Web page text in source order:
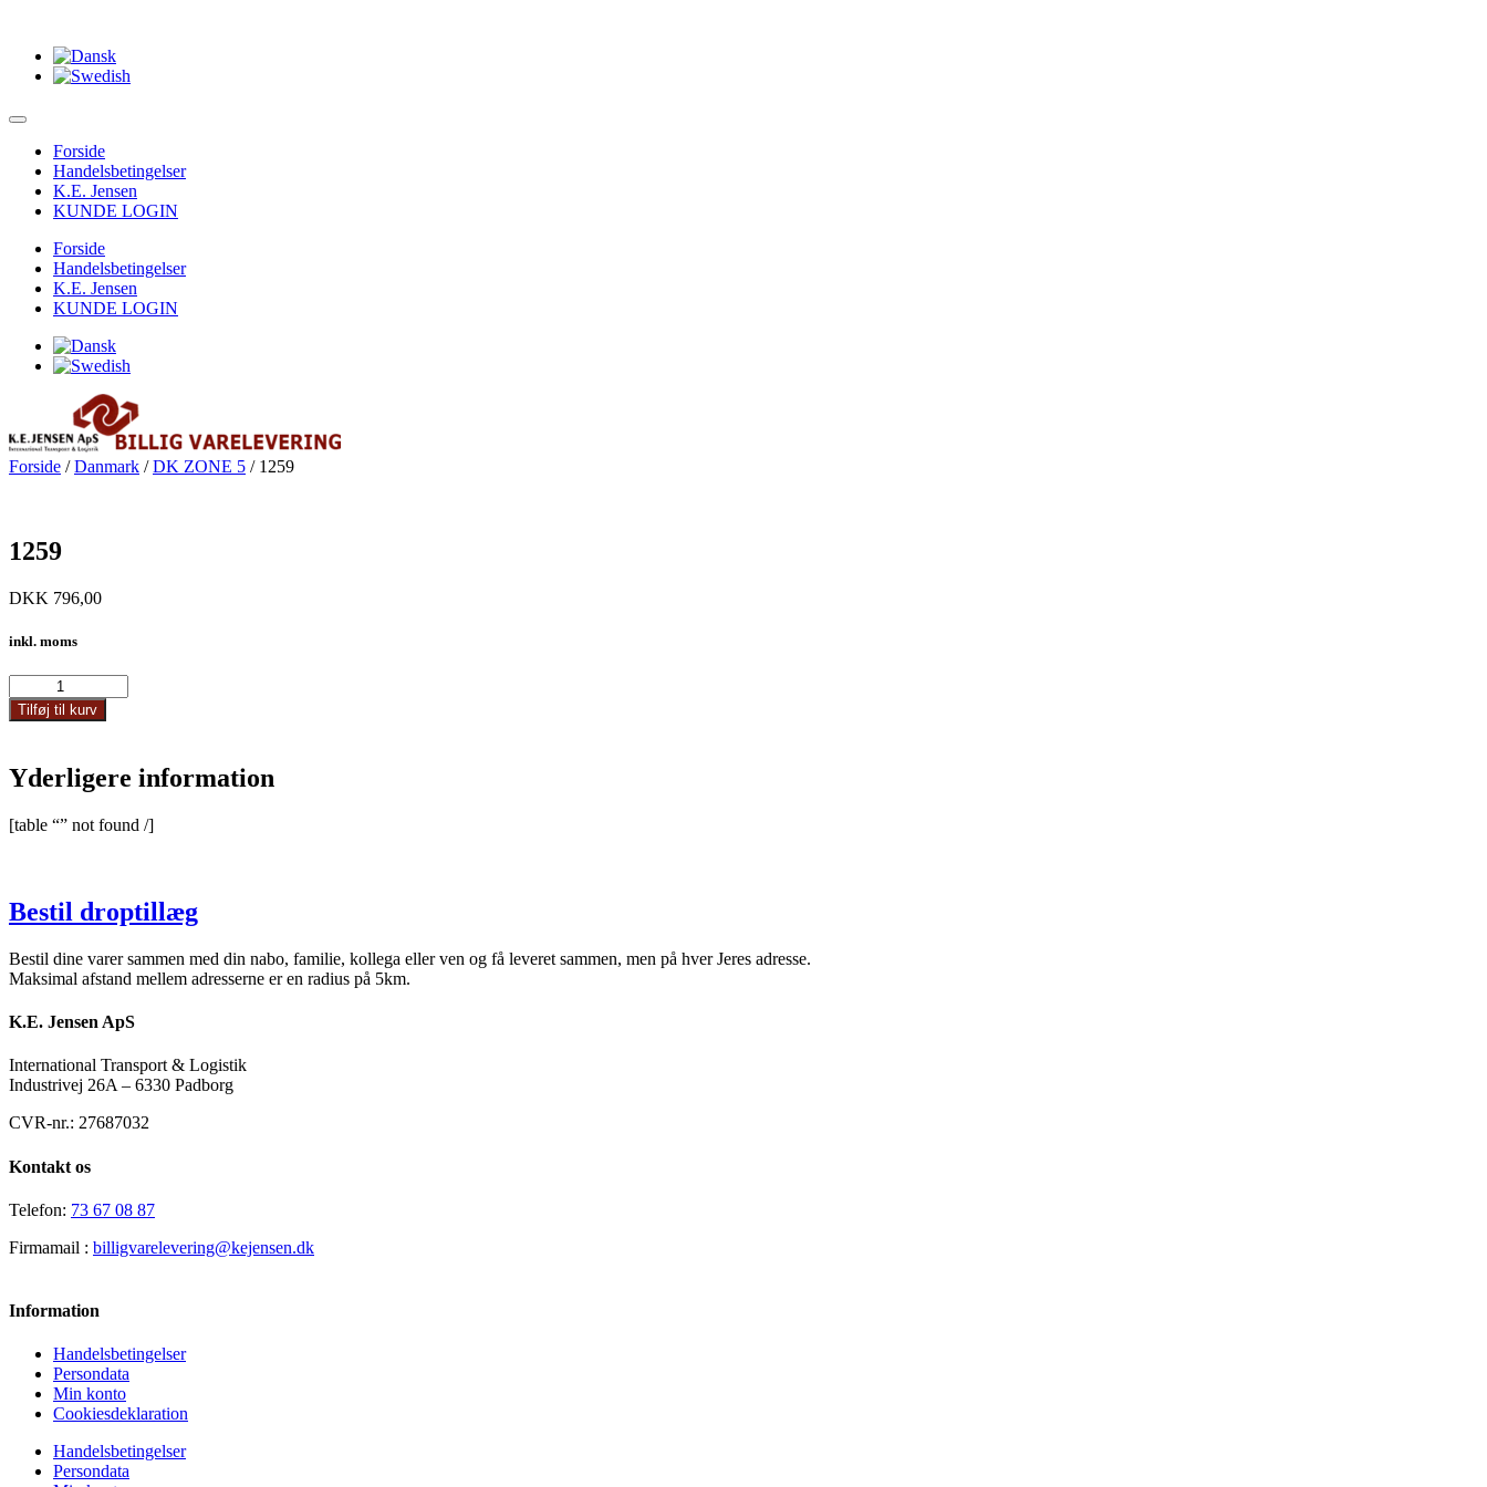
Forside
Handelsbetingelser
K.E. Jensen
KUNDE LOGIN
Forside
Handelsbetingelser
K.E. Jensen
KUNDE LOGIN
Forside /Danmark /DK ZONE 5 / 1259
1259
DKK 796,00
inkl. moms
antal
Tilføj til kurv
Yderligere information
[table “” not found /]
Bestil droptillæg
Bestil dine varer sammen med din nabo, familie, kollega eller ven og få leveret sammen, men på hver Jeres adresse.
Maksimal afstand mellem adresserne er en radius på 5km.
K.E. Jensen ApS
International Transport & Logistik
Industrivej 26A – 6330 Padborg
CVR-nr.: 27687032
Kontakt os
Telefon: 73 67 08 87
Firmamail : billigvarelevering@kejensen.dk
Information
Handelsbetingelser
Persondata
Min konto
Cookiesdeklaration
Handelsbetingelser
Persondata